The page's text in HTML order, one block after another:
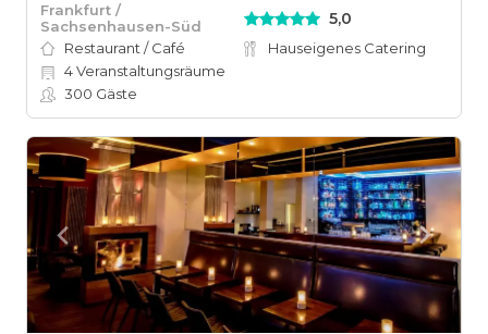
Frankfurt /
Sachsenhausen-Süd
5,0
Restaurant / Café
Hauseigenes Catering
4Veranstaltungsräume
300 Gäste